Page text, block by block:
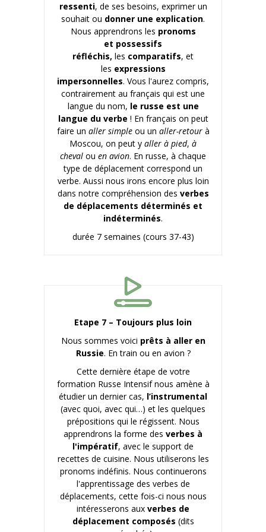
ressenti, de ses besoins, exprimer un
souhait ou donner une explication.
Nous apprendrons les pronoms
et possessifs
réfléchis, les comparatifs, et
les expressions
impersonnelles. Vous l'aurez compris,
contrairement au français qui est une
langue du nom, le russe est une
langue du verbe ! En français on peut
faire un aller simpleou un aller-retourà
Moscou, on peut y aller à pied, à
cheval ou en avion. En russe, à chaque
type de déplacement correspond un
verbe. Aussi nous irons encore plus loin
dans notre compréhension des verbes
de déplacements déterminés et
indéterminés.
durée 7 semaines (cours 37-43)
Etape 7 – Toujours plus loin
Nous sommes voici prêts à aller en
Russie. En train ou en avion ?
Cette dernière étape de votre
formation Russe Intensif nous amène à
étudier un dernier cas, l’instrumental
(avec quoi, avec qui…) et les quelques
prépositions qui le régissent. Nous
apprendrons la forme des verbes à
l'impératif, avec le support de
recettes de cuisine. Nous utiliserons les
pronoms indéfinis. Nous continuerons
l'apprentissage des verbes de
déplacements, cette fois-ci nous nous
intéresserons aux verbes de
déplacement composés (dits